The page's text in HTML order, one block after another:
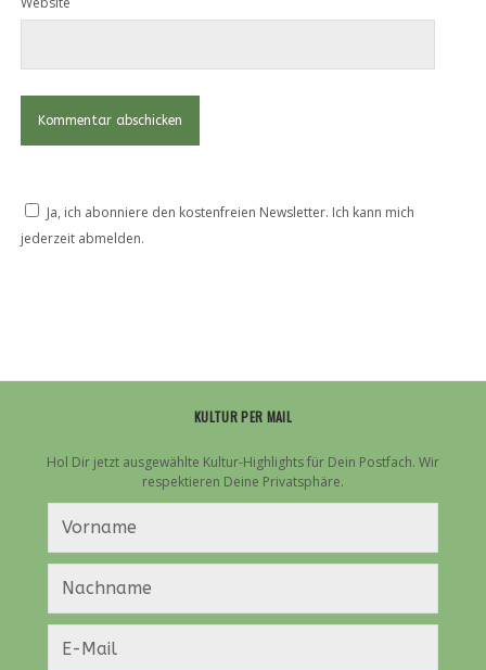
Ja, ich abonniere den kostenfreien Newsletter. Ich kann mich
jederzeit abmelden.
KULTUR PER MAIL
Hol Dir jetzt ausgewählte Kultur-Highlights für Dein Postfach. Wir
respektieren Deine Privatsphäre.